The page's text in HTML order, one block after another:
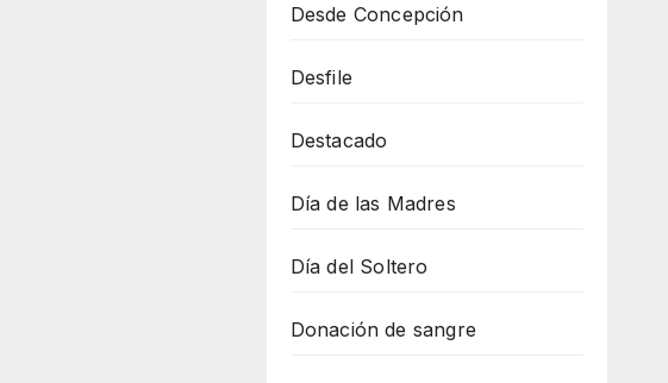
Desde Concepción
Desfile
Destacado
Día de las Madres
Día del Soltero
Donación de sangre